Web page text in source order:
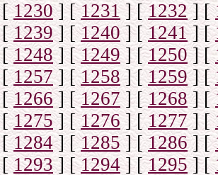
[1230] [1231] [1232] [
[1239] [1240] [1241] [
[1248] [1249] [1250] [
[1257] [1258] [1259] [
[1266] [1267] [1268] [
[1275] [1276] [1277] [
[1284] [1285] [1286] [
[1293] [1294] [1295] [